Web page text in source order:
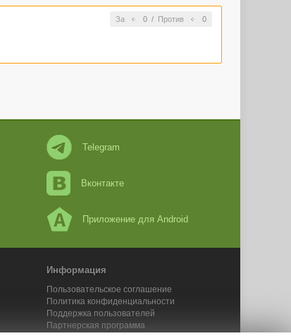
За 0/ Против 0
Telegram
Вконтакте
Приложение для Android
Информация
Пользовательское соглашение
Политика конфиденциальности
Поддержка пользователей
Партнерская программа